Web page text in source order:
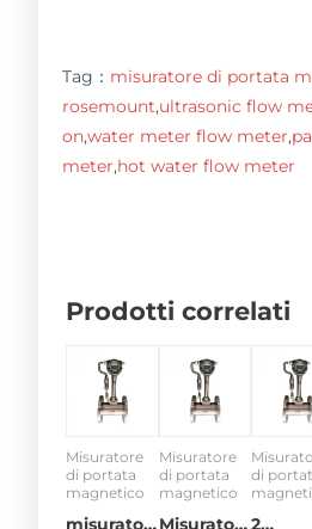
Tag： misuratore di portata
rosemount,ultrasonic flow
on,water meter flow meter,
meter,hot water flow meter
Prodotti correlati
Misuratore
di portata
magnetico
misuratore
Misuratore
di portata
magnetico
Misuratore
di
2